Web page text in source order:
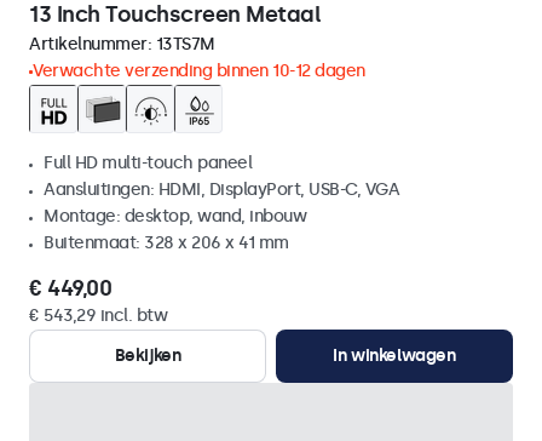
13 Inch Touchscreen Metaal
Artikelnummer: 13TS7M
Verwachte verzending binnen 10-12 dagen
Full HD multi-touch paneel
Aansluitingen: HDMI, DisplayPort, USB-C, VGA
Montage: desktop, wand, inbouw
Buitenmaat: 328 x 206 x 41 mm
€ 449,00
€ 543,29 incl. btw
Bekijken
In winkelwagen